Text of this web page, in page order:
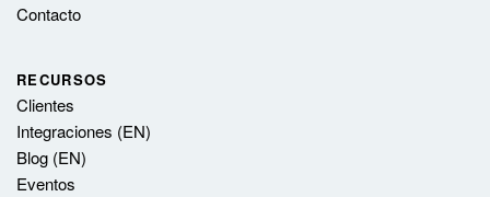
Contacto
RECURSOS
Clientes
Integraciones (EN)
Blog (EN)
Eventos